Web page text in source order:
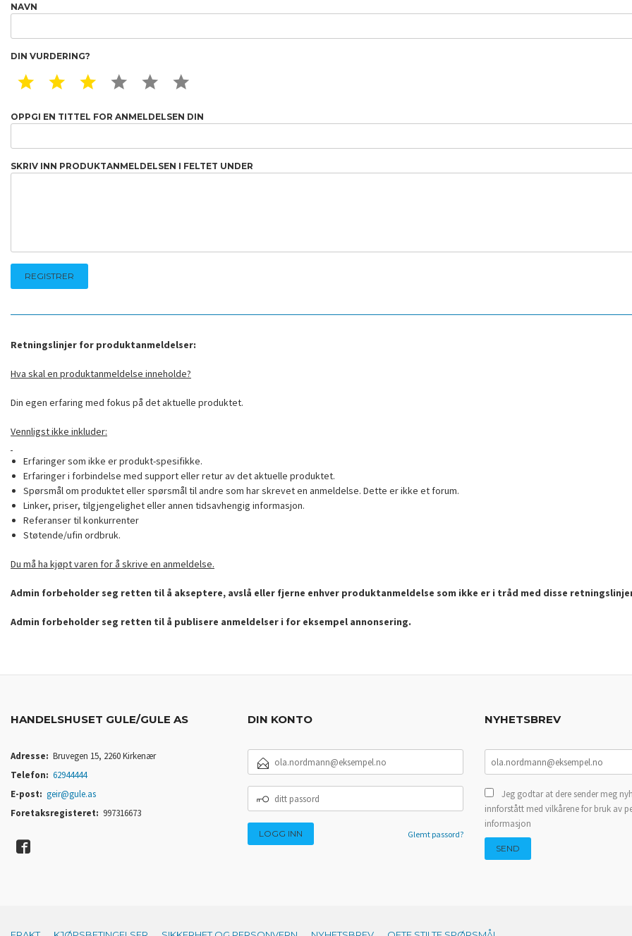
NAVN
DIN VURDERING?
1 STAR2 STAR3 STAR4 STAR5 STAR
OPPGI EN TITTEL FOR ANMELDELSEN DIN
SKRIV INN PRODUKTANMELDELSEN I FELTET UNDER
Retningslinjer for produktanmeldelser:
Hva skal en produktanmeldelse inneholde?
Din egen erfaring med fokus på det aktuelle produktet.
Vennligst ikke inkluder:
Erfaringer som ikke er produkt-spesifikke.
Erfaringer i forbindelse med support eller retur av det aktuelle produktet.
Spørsmål om produktet eller spørsmål til andre som har skrevet en anmeldelse. Dette er ikke et forum.
Linker, priser, tilgjengelighet eller annen tidsavhengig informasjon.
Referanser til konkurrenter
Støtende/ufin ordbruk.
Du må ha kjøpt varen for å skrive en anmeldelse.
Admin forbeholder seg retten til å akseptere, avslå eller fjerne enhver produktanmeldelse som ikke er i tråd med disse
Admin forbeholder seg retten til å publisere anmeldelser i for eksempel annonsering.
HANDELSHUSET GULE/GULE AS
Adresse: Bruvegen 15, 2260 Kirkenær
Telefon: 62944444
E-post: geir@gule.as
Foretaksregisteret: 997316673
DIN KONTO
POSTADRESSE
PASSORD
Glemt passord?
NYHETSBREV
Jeg godtar at dere sender meg
innforstått med vilkårene for bruk av
informasjon